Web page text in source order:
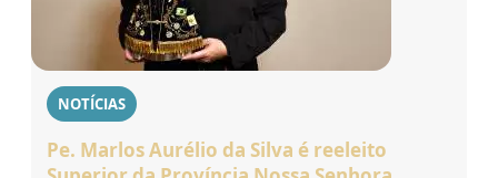
NOTÍCIAS
Pe. Marlos Aurélio da Silva é reeleito